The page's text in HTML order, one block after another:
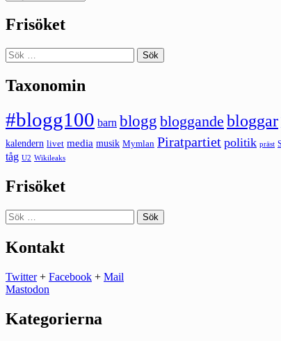
Frisöket
Sök
efter:
Taxonomin
#blogg100 barn blogg bloggande bloggar
kalendern livet media musik Mymlan Piratpartiet politik präst
tåg U2 Wikileaks
Frisöket
Sök
efter:
Kontakt
Twitter+ Facebook + Mail
Mastodon
Kategorierna